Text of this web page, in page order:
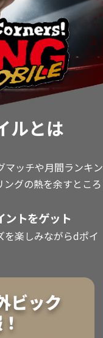
ルとは
マッチや月間ランキン
グの熱を余すところ
ントをゲット
を楽しみながらdポイ